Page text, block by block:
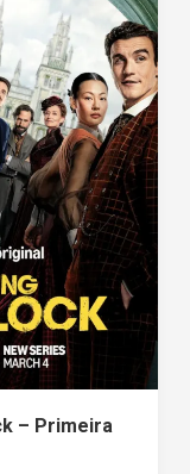
– Primeira